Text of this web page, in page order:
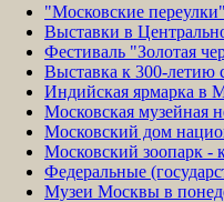
"Московские
Выставки в
Фестиваль "Золотая
Выставка к 300-летию
Индийская ярмарка в
Московская музейная
Московский дом
Московский зоопарк -
Федеральные
Музеи Москвы в